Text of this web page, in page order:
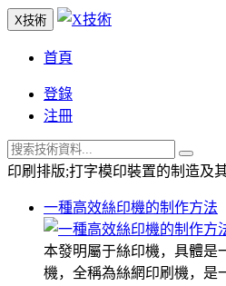
X技術
首頁
登錄
注冊
印刷排版;打字模印裝置的制造及
一種高效絲印機的制作方法
本發明屬于絲印機，具體是
機，全稱為絲網印刷機，是